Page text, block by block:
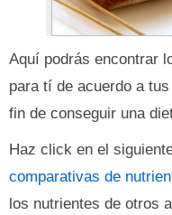
Aquí podrás encontrar
para tí de acuerdo a
fin de conseguir una
Haz click en el
comparativas de
los nutrientes de otros